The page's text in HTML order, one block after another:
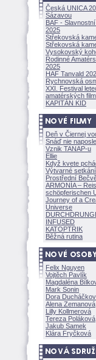
Česká UNICA
Sázavou
BAF -
2025
Střekovská
Střekovská
Vysokovský
Rodinné
2025
HAF Tanvald
Rychnovská
XXI. Festival
amatérských
KAPITÁN KID
Deň v Čiernej
Snáď nie
Vznik TANAP-u
Ellie
Když kvete
Výtvarné
Prostřední
ARMONÍA –
schöpferischen
Journey of a
Universe
INFUSED
KATOPTRIK
Běžná rutina
Felix Nguyen
Vojtěch Pavlík
Magdaléna
Mark Sonin
Dora
Alena Zemanov
Lilly Kollmerov
Tereza Polákov
Jakub Samek
Klára Fryčkov